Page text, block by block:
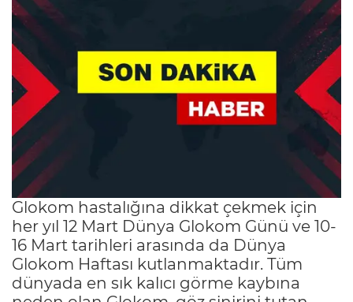
Glokom hastalığına dikkat çekmek için
her yıl 12 Mart Dünya Glokom Günü ve 10-
16 Mart tarihleri arasında da Dünya
Glokom Haftası kutlanmaktadır. Tüm
dünyada en sık kalıcı görme kaybına